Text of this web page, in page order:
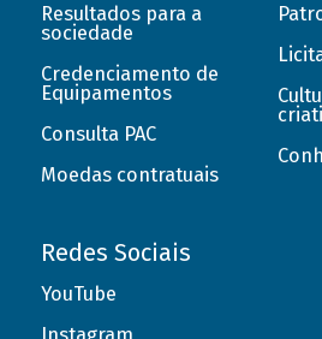
Resultados para a
sociedade
Credenciamento de
Equipamentos
Consulta PAC
Moedas contratuais
Redes Sociais
YouTube